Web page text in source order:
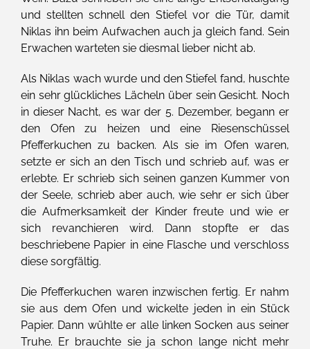
und stellten schnell den Stiefel vor die Tür, damit
Niklas ihn beim Aufwachen auch ja gleich fand. Sein
Erwachen warteten sie diesmal lieber nicht ab.
Als Niklas wach wurde und den Stiefel fand, huschte
ein sehr glückliches Lächeln über sein Gesicht. Noch
in dieser Nacht, es war der 5. Dezember, begann er
den Ofen zu heizen und eine Riesenschüssel
Pfefferkuchen zu backen. Als sie im Ofen waren,
setzte er sich an den Tisch und schrieb auf, was er
erlebte. Er schrieb sich seinen ganzen Kummer von
der Seele, schrieb aber auch, wie sehr er sich über
die Aufmerksamkeit der Kinder freute und wie er
sich revanchieren wird. Dann stopfte er das
beschriebene Papier in eine Flasche und verschloss
diese sorgfältig.
Die Pfefferkuchen waren inzwischen fertig. Er nahm
sie aus dem Ofen und wickelte jeden in ein Stück
Papier. Dann wühlte er alle linken Socken aus seiner
Truhe. Er brauchte sie ja schon lange nicht mehr